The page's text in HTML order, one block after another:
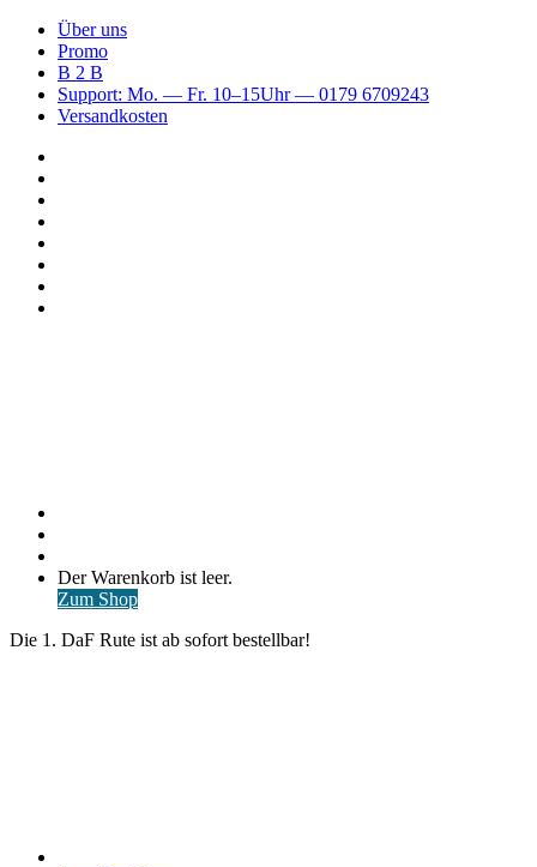
Über uns
Promo
B 2 B
Support: Mo. — Fr. 10–15Uhr — 0179 6709243
Versandkosten
Warenkorb
ansehen
Der Warenkorb ist leer.
Zum Shop
Die 1. DaF Rute ist ab sofort bestellbar!